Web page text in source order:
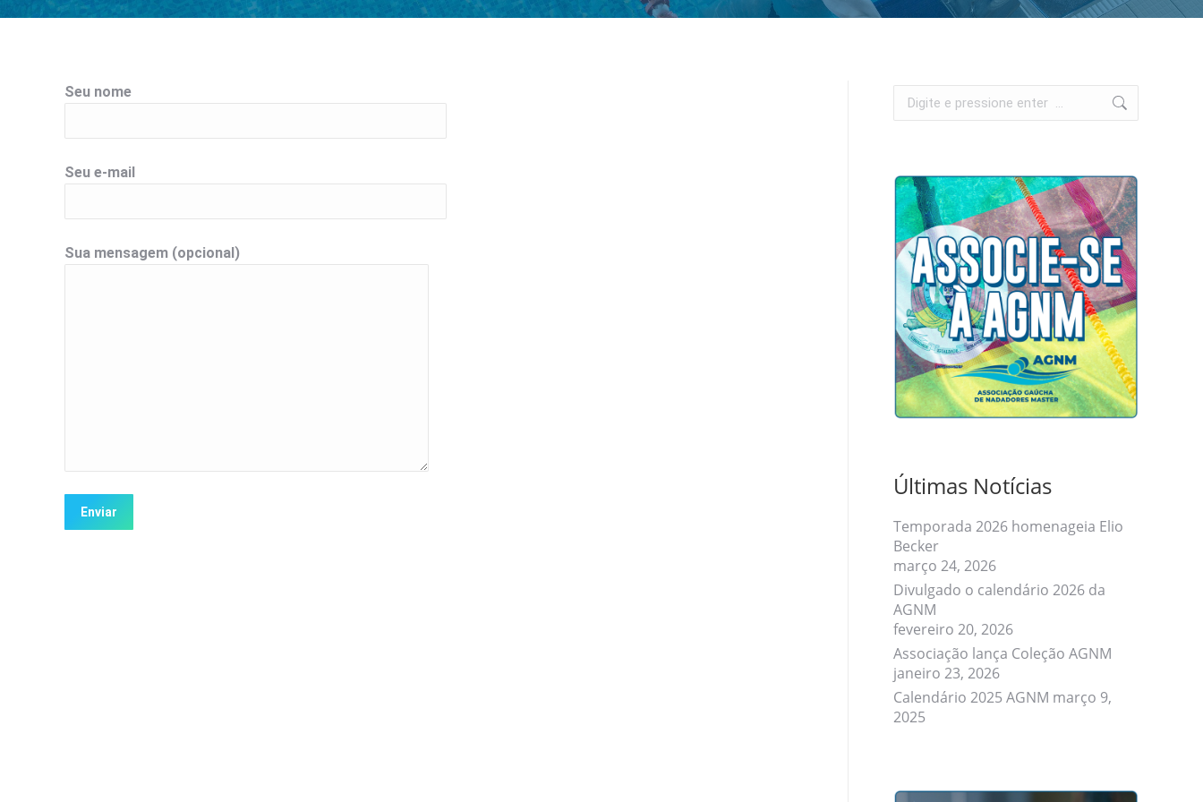
Seu nome
Seu e-mail
Sua mensagem (opcional)
Search:
Últimas Notícias
Temporada 2026 homenageia Elio
Becker
março 24, 2026
Divulgado o calendário 2026 da
AGNM
fevereiro 20, 2026
Associação lança Coleção AGNM
janeiro 23, 2026
Calendário 2025 AGNM março 9,
2025